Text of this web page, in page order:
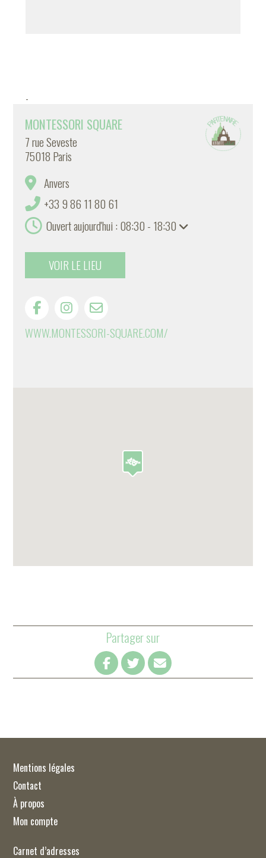
-
MONTESSORI SQUARE
7 rue Seveste
75018 Paris
Anvers
+33 9 86 11 80 61
Ouvert aujourd'hui : 08:30 - 18:30
VOIR LE LIEU
WWW.MONTESSORI-SQUARE.COM/
Partager sur
Mentions légales
Contact
À propos
Mon compte
Carnet d’adresses